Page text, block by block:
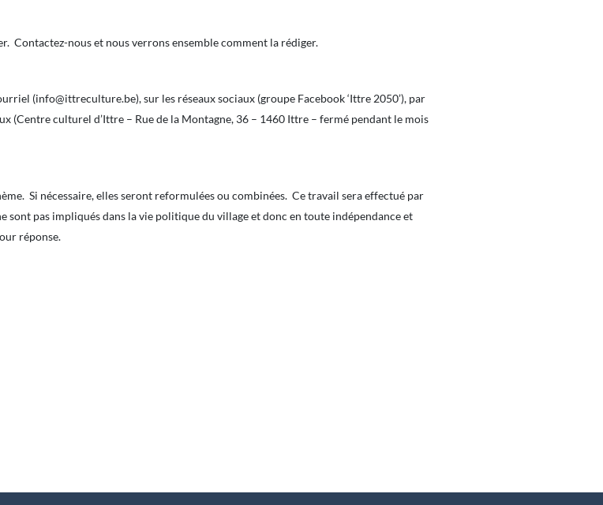
Contactez-nous et nous verrons ensemble comment la rédiger.
(info@ittreculture.be), sur les réseaux sociaux (groupe Facebook ‘Ittre 2050’), par
(Centre culturel d’Ittre – Rue de la Montagne, 36 – 1460 Ittre – fermé pendant le mois
Si nécessaire, elles seront reformulées ou combinées. Ce travail sera effectué par
pas impliqués dans la vie politique du village et donc en toute indépendance et
réponse.